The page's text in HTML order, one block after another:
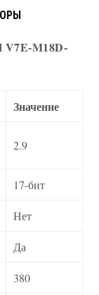
M18D-
Значение
2.9
17-бит
Нет
Да
380